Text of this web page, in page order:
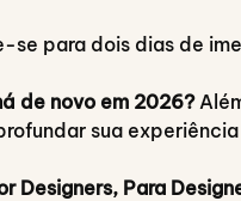
se para dois dias de
de novo em 2026?
sua
Designers, Para